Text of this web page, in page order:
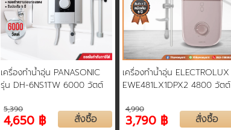
เครื่องทำน้ำอุ่น PANASONIC
รุ่น DH-6NS1TW 6000 วัตต์
5,390
4,650 ฿ สั่งซื้อ
เครื่องทำน้ำอุ่น ELECTROLUX
EWE481LX1DPX2 4800 วัตต์
4,990
3,790 ฿ สั่งซื้อ